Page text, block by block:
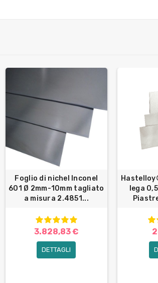
Foglio di nichel Inconel
601 Ø 2mm-10mm tagliato
a misura 2.4851...
3.828,83 €
DETTAGLI
lega